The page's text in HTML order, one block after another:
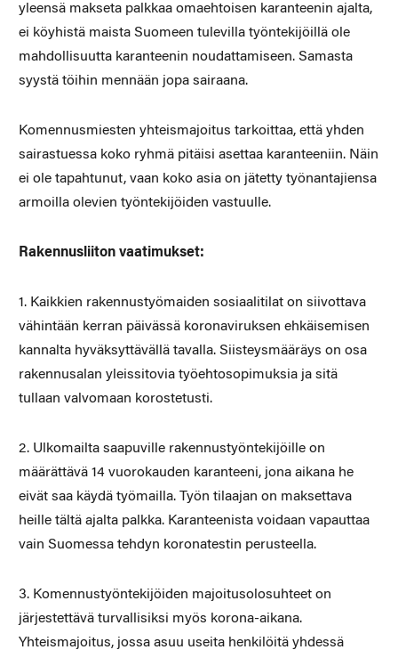
yleensä makseta palkkaa omaehtoisen karanteenin ajalta,
ei köyhistä maista Suomeen tulevilla työntekijöillä ole
mahdollisuutta karanteenin noudattamiseen. Samasta
syystä töihin mennään jopa sairaana.
Komennusmiesten yhteismajoitus tarkoittaa, että yhden
sairastuessa koko ryhmä pitäisi asettaa karanteeniin. Näin
ei ole tapahtunut, vaan koko asia on jätetty työnantajiensa
armoilla olevien työntekijöiden vastuulle.
Rakennusliiton vaatimukset:
1. Kaikkien rakennustyömaiden sosiaalitilat on siivottava
vähintään kerran päivässä koronaviruksen ehkäisemisen
kannalta hyväksyttävällä tavalla. Siisteysmääräys on osa
rakennusalan yleissitovia työehtosopimuksia ja sitä
tullaan valvomaan korostetusti.
2. Ulkomailta saapuville rakennustyöntekijöille on
määrättävä 14 vuorokauden karanteeni, jona aikana he
eivät saa käydä työmailla. Työn tilaajan on maksettava
heille tältä ajalta palkka. Karanteenista voidaan vapauttaa
vain Suomessa tehdyn koronatestin perusteella.
3. Komennustyöntekijöiden majoitusolosuhteet on
järjestettävä turvallisiksi myös korona-aikana.
Yhteismajoitus, jossa asuu useita henkilöitä yhdessä